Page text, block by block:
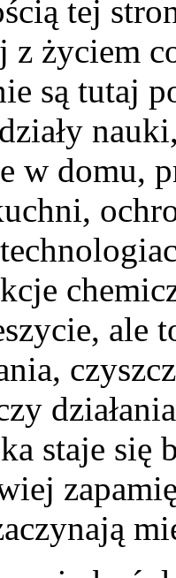
tej
z życiem
są tutaj
w domu,
ale
staje się